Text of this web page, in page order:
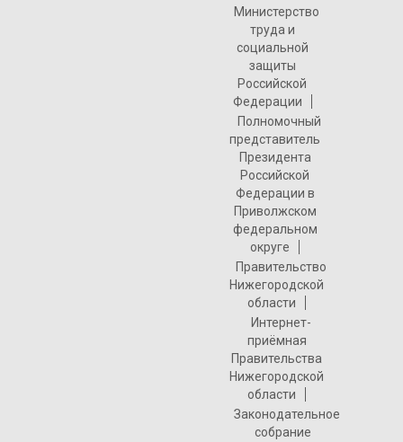
Министерство
труда и
социальной
защиты
Российской
Федерации
Полномочный
представитель
Президента
Российской
Федерации в
Приволжском
федеральном
округе
Правительство
Нижегородской
области
Интернет-
приёмная
Правительства
Нижегородской
области
Законодательное
собрание